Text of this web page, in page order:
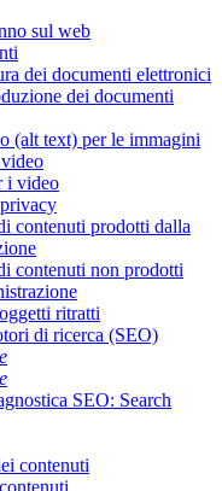
sul web
dei documenti elettronici
dei documenti
(alt text) per le immagini
i video
contenuti prodotti dalla
contenuti non prodotti
ritratti
di ricerca (SEO)
SEO: Search
contenuti